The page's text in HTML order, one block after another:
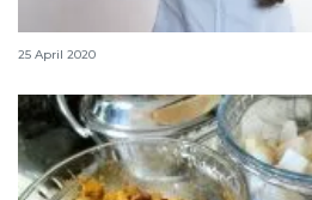
Tips enyahkan bau mulut
25 April 2020